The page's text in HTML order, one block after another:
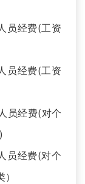
经费(工资
经费(工资
经费(对个
经费(对个